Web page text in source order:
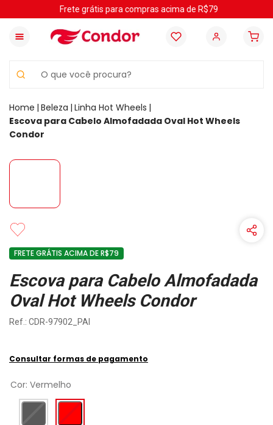
Frete grátis para compras acima de R$79
Beleza Linha Hot Wheels
Escova para Cabelo Almofadada Oval Hot Wheels
Condor
FRETE GRÁTIS ACIMA DE R$79
Escova para Cabelo Almofadada
Oval Hot Wheels Condor
: CDR-97902_PAI
Consultar formas de pagamento
Cor: Vermelho